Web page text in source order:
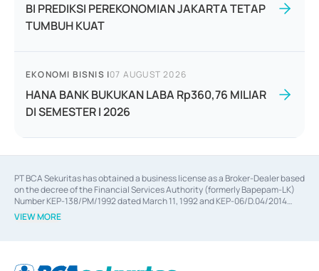
BI PREDIKSI PEREKONOMIAN JAKARTA TETAP
TUMBUH KUAT
EKONOMI BISNIS |07 AUGUST 2026
HANA BANK BUKUKAN LABA Rp360,76 MILIAR
DI SEMESTER I 2026
PT BCA Sekuritas has obtained a business license as a Broker-Dealer based
on the decree of the Financial Services Authority (formerly Bapepam-LK)
Number KEP-138/PM/1992 dated March 11, 1992 and KEP-06/D.04/2014
dated February 28, 2014, a business license as an Underwriter based on the
decree of the Financial Services Authority Number KEP-12/PM/PEE/1997
VIEW MORE